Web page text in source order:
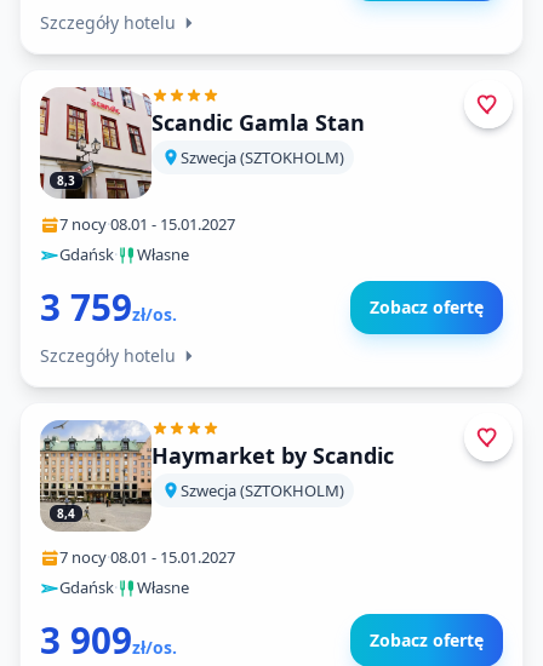
Szczegóły hotelu
8,3
Scandic Gamla Stan
Szwecja (SZTOKHOLM)
7 nocy·08.01 - 15.01.2027
Gdańsk· Własne
3 759zł/os. Zobacz ofertę
Szczegóły hotelu
8,4
Haymarket by Scandic
Szwecja (SZTOKHOLM)
7 nocy·08.01 - 15.01.2027
Gdańsk· Własne
3 909zł/os. Zobacz ofertę